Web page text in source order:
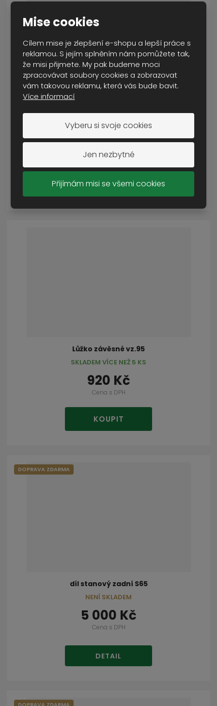
Mise cookies
Cílem mise je zlepšení e-shopu a lepší práce s
reklamou. S jejím splněním nám pomůžete tak,
že misi přijmete. My pak budeme moci
zpracovávat soubory cookies a zobrazovat
vám takovou reklamu, která vás bude bavit.
Více informací
Vyberu si svoje cookies
Jen nezbytné
Přijímám misi se všemi cookies
pytel spací pro průzkumníky letní 2000 p...
895 Kč
Cena s DPH
KOUPIT
SKLADEM VÍCE NEŽ 5 KS
Lůžko závěsné vz.95
920 Kč
Cena s DPH
KOUPIT
SKLADEM VÍCE NEŽ 5 KS
DOPRAVA ZDARMA
díl stanový zadní S65
5 000 Kč
Cena s DPH
DETAIL
NENÍ SKLADEM
DOPRAVA ZDARMA